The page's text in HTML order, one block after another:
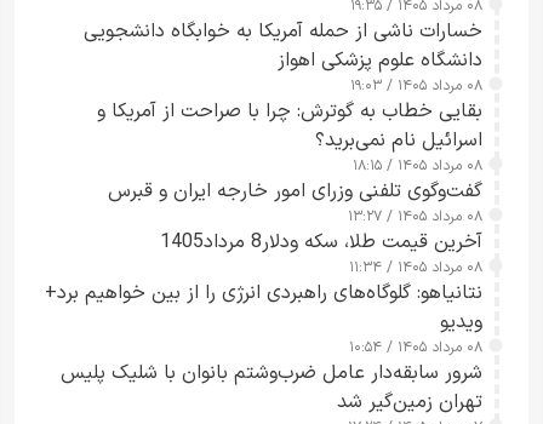
۰۸ مرداد ۱۴۰۵ / ۱۹:۳۵
خسارات ناشی از حمله آمریکا به خوابگاه دانشجویی
دانشگاه علوم پزشکی اهواز
۰۸ مرداد ۱۴۰۵ / ۱۹:۰۳
بقایی خطاب به گوترش: چرا با صراحت از آمریکا و
اسرائیل نام نمی‌برید؟
۰۸ مرداد ۱۴۰۵ / ۱۸:۱۵
گفت‌وگوی تلفنی وزرای امور خارجه ایران و قبرس
۰۸ مرداد ۱۴۰۵ / ۱۳:۲۷
آخرین قیمت طلا، سکه ودلار8 مرداد1405
۰۸ مرداد ۱۴۰۵ / ۱۱:۳۴
نتانیاهو: گلوگاه‌های راهبردی انرژی را از بین خواهیم برد+
ویدیو
۰۸ مرداد ۱۴۰۵ / ۱۰:۵۴
شرور سابقه‌دار عامل ضرب‌وشتم بانوان با شلیک پلیس
تهران زمین‌گیر شد